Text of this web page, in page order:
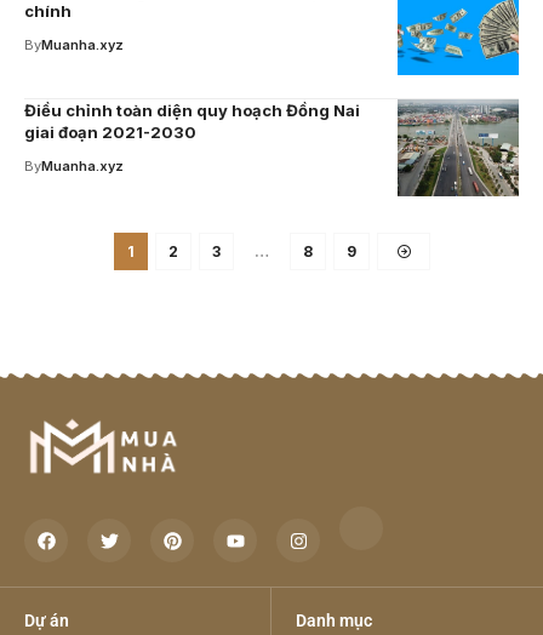
chính
ByMuanha.xyz
Điều chỉnh toàn diện quy hoạch Đồng Nai
giai đoạn 2021-2030
ByMuanha.xyz
1 2 3 … 8 9
Dự án Danh mục